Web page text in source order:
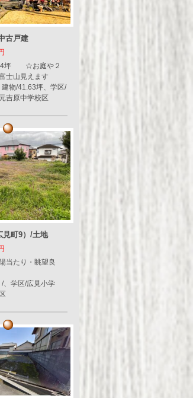
古戸建
坪 ☆お庭や２
士山見えます
物/41.63坪、学区/
吉原中学校区
見町9）/土地
当たり・眺望良
、学区/広見小学